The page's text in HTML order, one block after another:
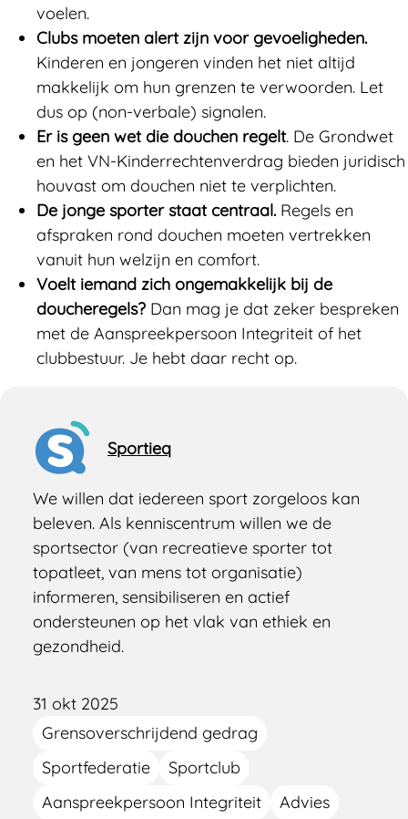
voelen.
Clubs moeten alert zijn voor gevoeligheden.
Kinderen en jongeren vinden het niet altijd
makkelijk om hun grenzen te verwoorden. Let
dus op (non-verbale) signalen.
Er is geen wet die douchen regelt. De Grondwet
en het VN-Kinderrechtenverdrag bieden juridisch
houvast om douchen niet te verplichten.
De jonge sporter staat centraal. Regels en
afspraken rond douchen moeten vertrekken
vanuit hun welzijn en comfort.
Voelt iemand zich ongemakkelijk bij de
doucheregels? Dan mag je dat zeker bespreken
met de Aanspreekpersoon Integriteit of het
clubbestuur. Je hebt daar recht op.
Sportieq
We willen dat iedereen sport zorgeloos kan
beleven. Als kenniscentrum willen we de
sportsector (van recreatieve sporter tot
topatleet, van mens tot organisatie)
informeren, sensibiliseren en actief
ondersteunen op het vlak van ethiek en
gezondheid.
31 okt 2025
Grensoverschrijdend gedrag
Sportfederatie
Sportclub
Aanspreekpersoon Integriteit
Advies